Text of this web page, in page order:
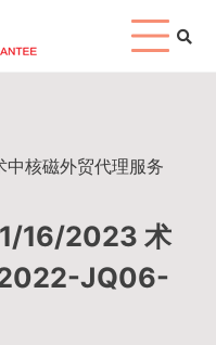
核磁外贸代理服务
16/2023 术
2022-JQ06-